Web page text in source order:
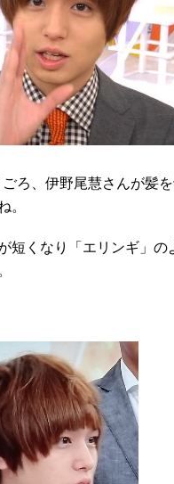
ろ、伊野尾慧さんが髪
。
短くなり「エリンギ」の